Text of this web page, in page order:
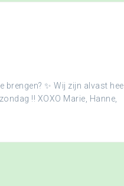
✨ Wij zijn alvast heel
!! XOXO Marie, Hanne,